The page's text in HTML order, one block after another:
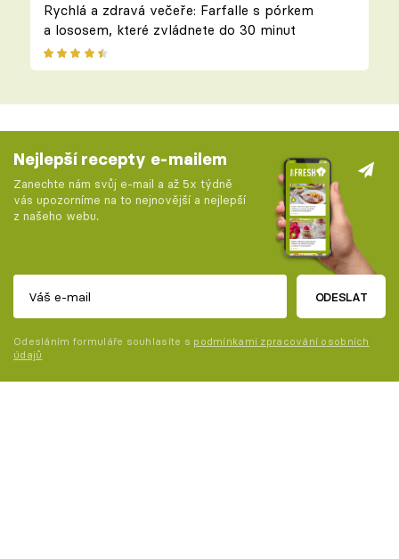
Rychlá a zdravá večeře: Farfalle s pórkem
a lososem, které zvládnete do 30 minut
Nejlepší recepty e-mailem
Zanechte nám svůj e-mail a až 5x týdně
vás upozorníme na to nejnovější a nejlepší
z našeho webu.
ODESLAT
Odesláním formuláře souhlasíte s podmínkami zpracování osobních
údajů